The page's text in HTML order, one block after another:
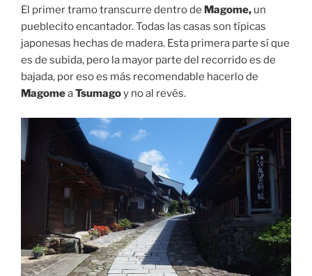
El primer tramo transcurre dentro de Magome, un
pueblecito encantador. Todas las casas son típicas
japonesas hechas de madera. Esta primera parte sí que
es de subida, pero la mayor parte del recorrido es de
bajada, por eso es más recomendable hacerlo de
MagomeaTsumagoy no al revés.